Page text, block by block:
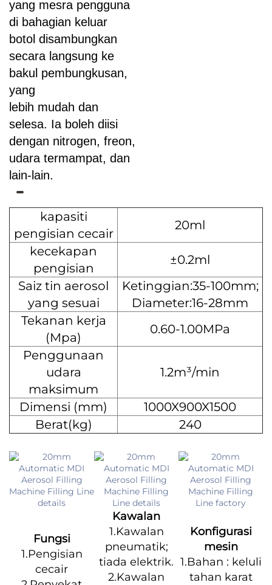
yang mesra pengguna
di bahagian keluar
botol disambungkan
secara langsung ke
bakul pembungkusan,
yang
lebih mudah dan
selesa. Ia boleh diisi
dengan nitrogen, freon,
udara termampat, dan
lain-lain.
kapasiti
pengisian cecair
20ml
kecekapan
pengisian
±0.2ml
Saiz tin aerosol
yang sesuai
Ketinggian:35-100mm;
Diameter:16-28mm
Tekanan kerja
(Mpa)
0.60-1.00MPa
Penggunaan
udara
maksimum
1.2m³/min
Dimensi (mm)
1000X900X1500
Berat(kg)
240
Fungsi
1.Pengisian
cecair
Kawalan
1.Kawalan
pneumatik;
tiada elektrik.
2.Kawalan
Konfigurasi
mesin
1.Bahan : keluli
tahan karat